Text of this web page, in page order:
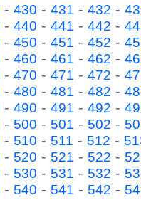
- 430 - 431 - 432 -
- 440 - 441 - 442 -
- 450 - 451 - 452 -
- 460 - 461 - 462 -
- 470 - 471 - 472 -
- 480 - 481 - 482 -
- 490 - 491 - 492 -
- 500 - 501 - 502 -
- 510 - 511 - 512 -
- 520 - 521 - 522 -
- 530 - 531 - 532 -
- 540 - 541 - 542 -